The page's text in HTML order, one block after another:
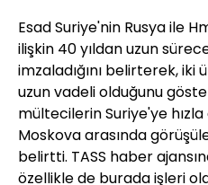
Esad Suriye'nin Rusya ile
ilişkin 40 yıldan uzun
imzaladığını belirterek, iki
uzun vadeli olduğunu
mültecilerin Suriye'ye
Moskova arasında
belirtti. TASS haber
özellikle de burada işleri